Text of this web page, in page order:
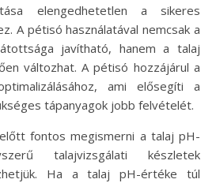
elengedhetetlen a sikeres
A pétisó használatával nemcsak a
javítható, hanem a talaj
változhat. A pétisó hozzájárul a
ami elősegíti a
tápanyagok jobb felvételét.
fontos megismerni a talaj pH-
talajvizsgálati készletek
Ha a talaj pH-értéke túl